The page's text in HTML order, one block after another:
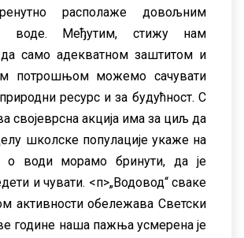
располаже довољним
воде. Међутим, стижу нам
само адекватном заштитом и
потрошњом можемо сачувати
ресурс и за будућност. С
своjеврсна акциjа има за циљ да
школске популациjе укаже на
о води морамо бринути, да jе
и чувати. <п>„Водовод“ сваке
активности обележава Светски
године наша пажња усмерена jе